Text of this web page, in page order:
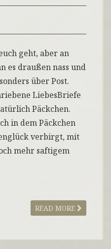
geht, aber an
es draußen nass und
über Post.
LiebesBriefe
Päckchen.
in dem Päckchen
verbirgt, mit
mehr saftigem
READ MORE